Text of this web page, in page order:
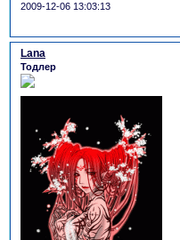
2009-12-06 13:03:13
Lana
Тодлер